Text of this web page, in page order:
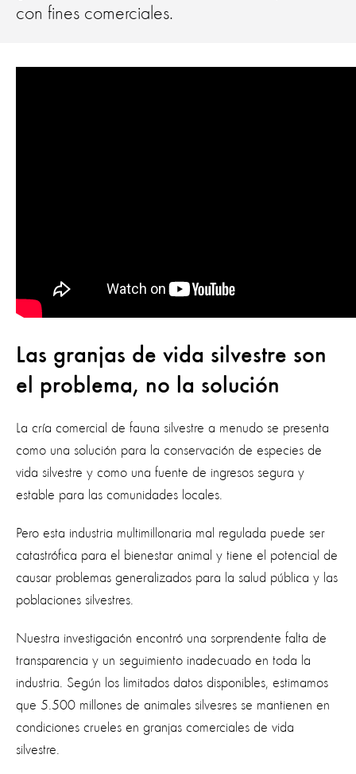
con fines comerciales.
Las granjas de vida silvestre son
el problema, no la solución
La cría comercial de fauna silvestre a menudo se presenta
como una solución para la conservación de especies de
vida silvestre y como una fuente de ingresos segura y
estable para las comunidades locales.
Pero esta industria multimillonaria mal regulada puede ser
catastrófica para el bienestar animal y tiene el potencial de
causar problemas generalizados para la salud pública y las
poblaciones silvestres.
Nuestra investigación encontró una sorprendente falta de
transparencia y un seguimiento inadecuado en toda la
industria. Según los limitados datos disponibles, estimamos
que 5.500 millones de animales silvesres se mantienen en
condiciones crueles en granjas comerciales de vida
silvestre.